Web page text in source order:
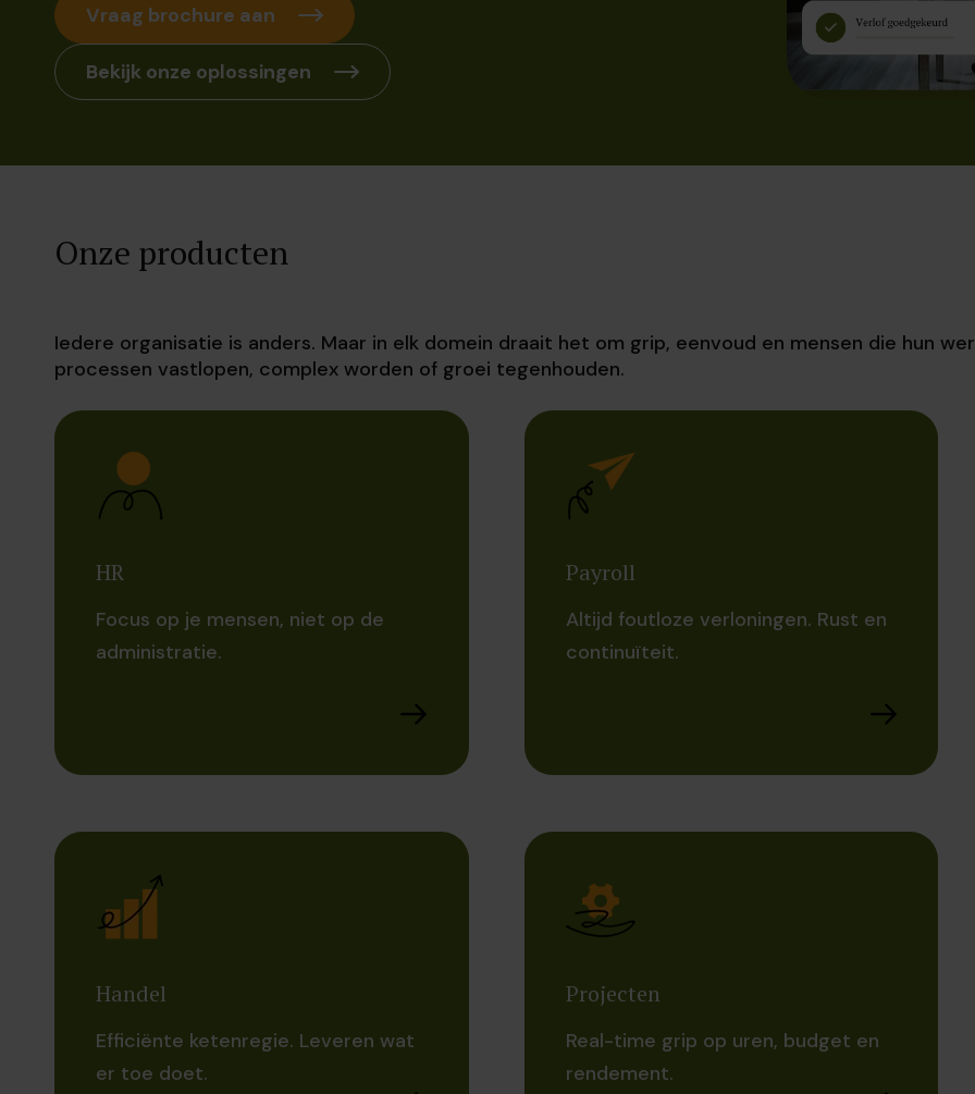
Vraag brochure aan
Bekijk onze oplossingen
Onze producten
Iedere organisatie is anders. Maar in elk domein draait het om grip, eenvoud en mensen die hun
processen vastlopen, complex worden of groei tegenhouden.
HR
Focus op je mensen, niet op de
administratie.
Payroll
Altijd foutloze verloningen. Rust en
continuïteit.
Handel
Efficiënte ketenregie. Leveren wat
er toe doet.
Projecten
Real-time grip op uren, budget en
rendement.